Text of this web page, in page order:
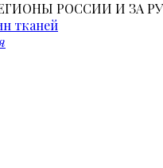
РОССИИ И ЗА
тканей